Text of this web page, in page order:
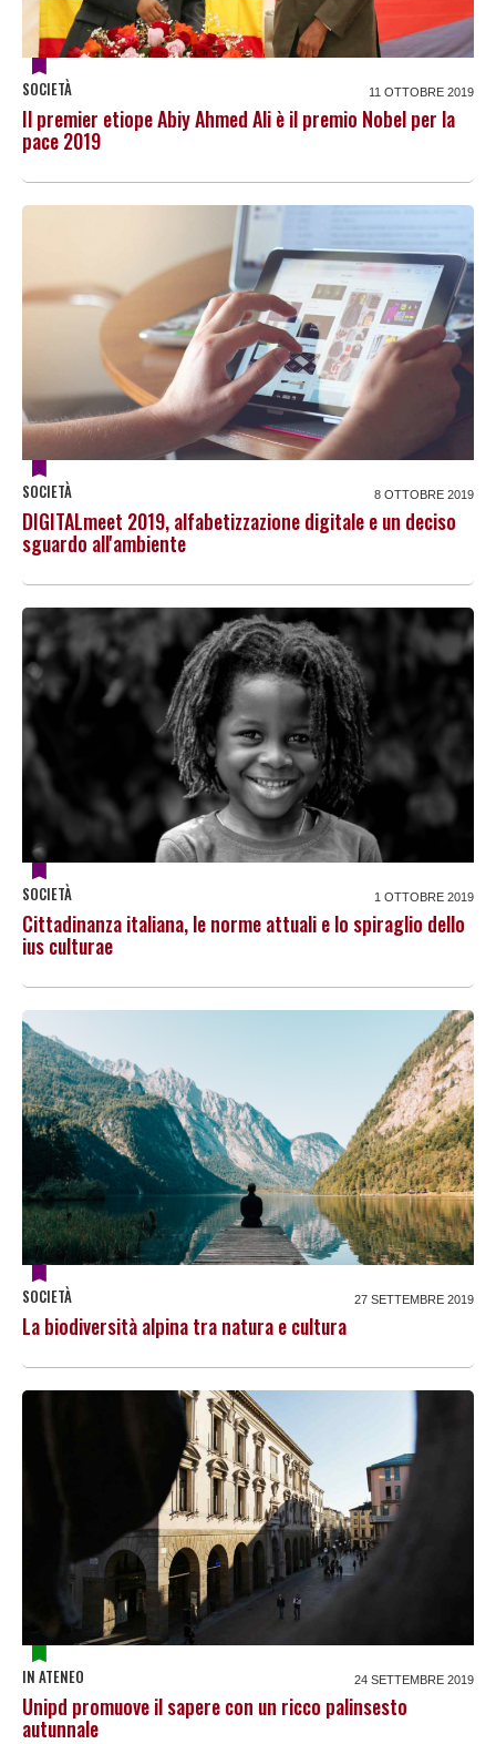
SOCIETÀ 11 OTTOBRE 2019
Il premier etiope Abiy Ahmed Ali è il premio Nobel per la
pace 2019
SOCIETÀ 8 OTTOBRE 2019
DIGITALmeet 2019, alfabetizzazione digitale e un deciso
sguardo all'ambiente
SOCIETÀ 1 OTTOBRE 2019
Cittadinanza italiana, le norme attuali e lo spiraglio dello
ius culturae
SOCIETÀ 27 SETTEMBRE 2019
La biodiversità alpina tra natura e cultura
IN ATENEO 24 SETTEMBRE 2019
Unipd promuove il sapere con un ricco palinsesto
autunnale